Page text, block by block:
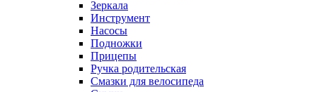
Зеркала
Инструмент
Насосы
Подножки
Прицепы
Ручка родительская
Смазки для велосипеда